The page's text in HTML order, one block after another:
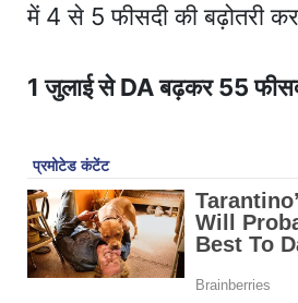
में 4 से 5 फीसदी की बढ़ोतरी
1 जुलाई से DA बढ़कर 55